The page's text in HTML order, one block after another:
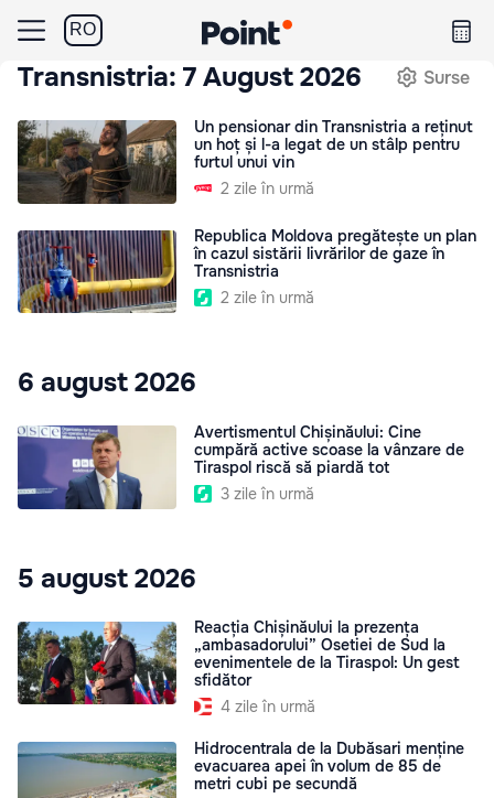
RO
Transnistria: 7 August 2026 Surse
Un pensionar din Transnistria a reținut
un hoț și l-a legat de un stâlp pentru
furtul unui vin
2 zile în urmă
Republica Moldova pregătește un plan
în cazul sistării livrărilor de gaze în
Transnistria
2 zile în urmă
6 august 2026
Avertismentul Chișinăului: Cine
cumpără active scoase la vânzare de
Tiraspol riscă să piardă tot
3 zile în urmă
5 august 2026
Reacția Chișinăului la prezența
„ambasadorului” Osetiei de Sud la
evenimentele de la Tiraspol: Un gest
sfidător
4 zile în urmă
Hidrocentrala de la Dubăsari menține
evacuarea apei în volum de 85 de
metri cubi pe secundă